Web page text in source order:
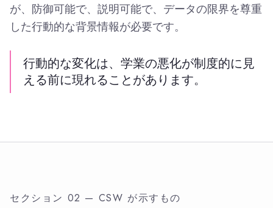
が、防御可能で、説明可能で、データの限界を尊重
した行動的な背景情報が必要です。
行動的な変化は、学業の悪化が制度的に見
える前に現れることがあります。
セクション 02 — CSW が示すもの